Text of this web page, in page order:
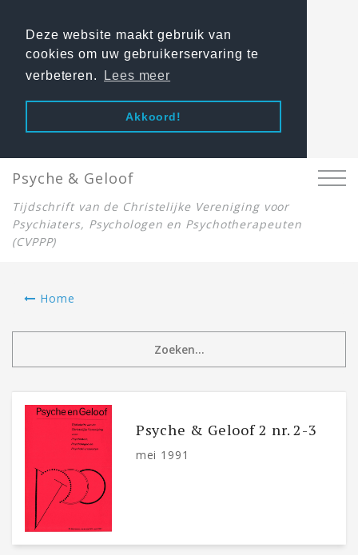
Deze website maakt gebruik van
cookies om uw gebruikerservaring te
verbeteren.
Lees meer
Akkoord!
Psyche & Geloof
Tijdschrift van de Christelijke Vereniging voor
Psychiaters, Psychologen en Psychotherapeuten
(CVPPP)
Home
Psyche & Geloof 2 nr. 2-3
mei 1991